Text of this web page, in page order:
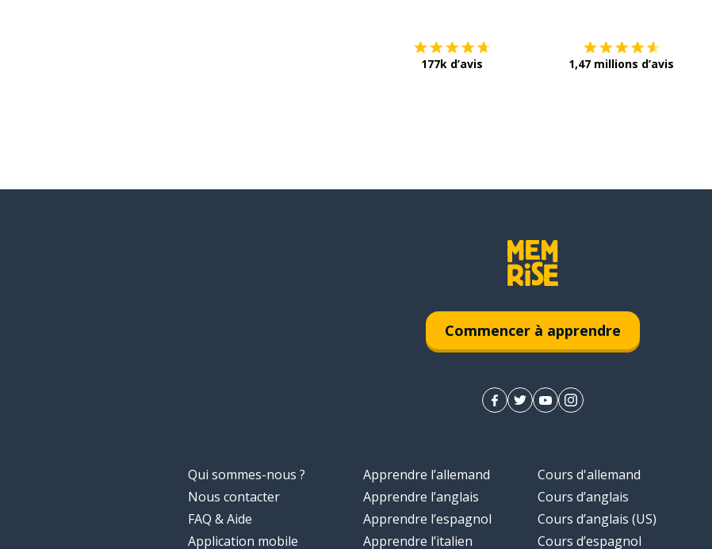
177k d’avis 1,47 millions d’avis
Commencer à apprendre
Qui sommes-nous ?
Nous contacter
FAQ & Aide
Application mobile
Apprendre l’allemand
Apprendre l’anglais
Apprendre l’espagnol
Apprendre l’italien
Cours d'allemand
Cours d’anglais
Cours d’anglais (US)
Cours d’espagnol